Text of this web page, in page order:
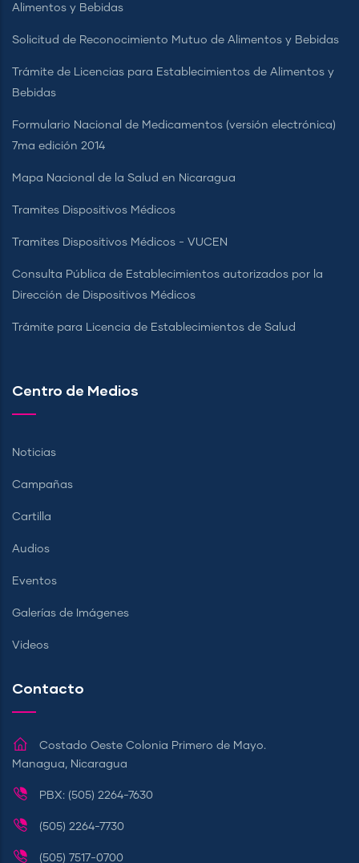
Alimentos y Bebidas
Solicitud de Reconocimiento Mutuo de Alimentos y Bebidas
Trámite de Licencias para Establecimientos de Alimentos y
Bebidas
Formulario Nacional de Medicamentos (versión electrónica)
7ma edición 2014
Mapa Nacional de la Salud en Nicaragua
Tramites Dispositivos Médicos
Tramites Dispositivos Médicos - VUCEN
Consulta Pública de Establecimientos autorizados por la
Dirección de Dispositivos Médicos
Trámite para Licencia de Establecimientos de Salud
Centro de Medios
Noticias
Campañas
Cartilla
Audios
Eventos
Galerías de Imágenes
Videos
Contacto
Costado Oeste Colonia Primero de Mayo.
Managua, Nicaragua
PBX: (505) 2264-7630
(505) 2264-7730
(505) 7517-0700